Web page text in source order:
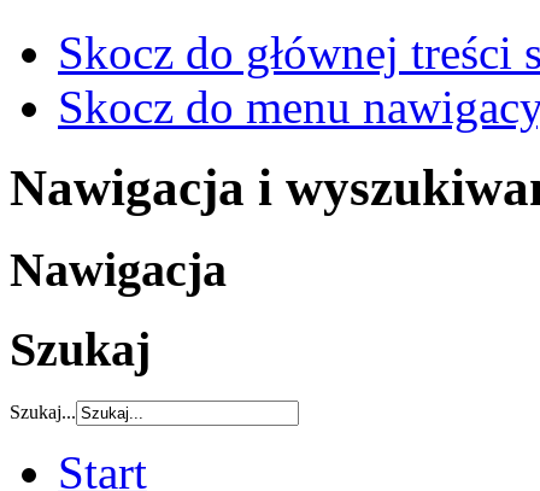
Skocz do głównej treści
Skocz do menu
Nawigacja i
Nawigacja
Szukaj
Szukaj...
Start